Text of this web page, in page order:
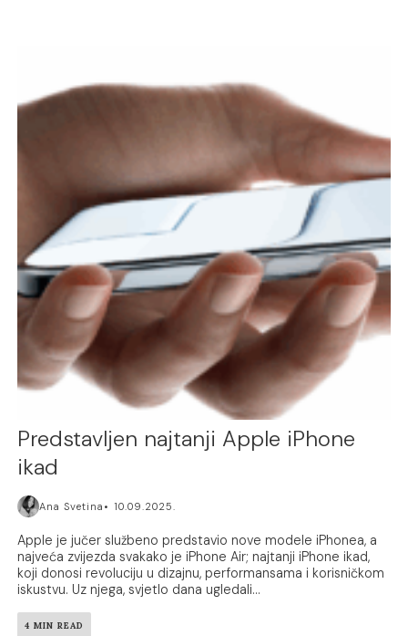
Predstavljen najtanji Apple iPhone
ikad
Ana Svetina 10.09.2025.
Apple je jučer službeno predstavio nove modele iPhonea, a
najveća zvijezda svakako je iPhone Air; najtanji iPhone ikad,
koji donosi revoluciju u dizajnu, performansama i korisničkom
iskustvu. Uz njega, svjetlo dana ugledali...
4 MIN READ